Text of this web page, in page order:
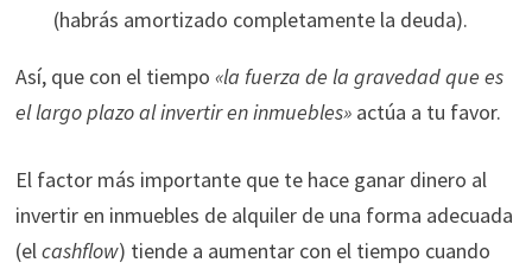
(habrás amortizado completamente la deuda).
Así, que con el tiempo «la fuerza de la gravedad que es
el largo plazo al invertir en inmuebles»actúa a tu favor.
El factor más importante que te hace ganar dinero al
invertir en inmuebles de alquiler de una forma adecuada
(elcashflow) tiende a aumentar con el tiempo cuando